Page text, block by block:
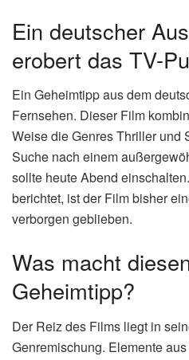
Ein deutscher
erobert das TV-
Ein Geheimtipp aus dem
Fernsehen. Dieser Film
Weise die Genres Thriller und
Suche nach einem
sollte heute Abend
berichtet, ist der Film bisher
verborgen geblieben.
Was macht
Geheimtipp?
Der Reiz des Films liegt in
Genremischung. Elemente